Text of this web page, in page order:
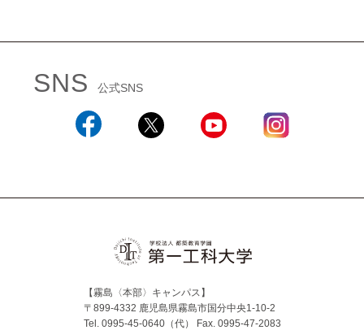
SNS 公式SNS
【霧島〈本部〉キャンパス】
〒899-4332 鹿児島県霧島市国分中央1-10-2
Tel. 0995-45-0640（代）
Fax. 0995-47-2083